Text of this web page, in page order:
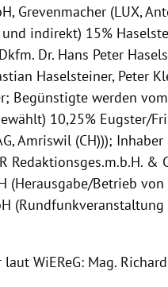
Grevenmacher (LUX,
und indirekt) 15%
Dr. Hans Peter
Haselsteiner, Peter
Begünstigte werden
10,25% Eugster/
Amriswil (CH)));
Redaktionsges.m.b.H. &
(Herausgabe/Betrieb
WiEReG: Mag.